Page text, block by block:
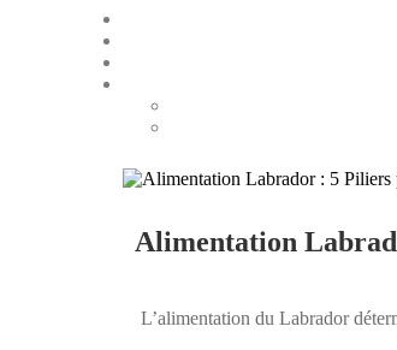
Alimentation
L’alimentation du Labrador